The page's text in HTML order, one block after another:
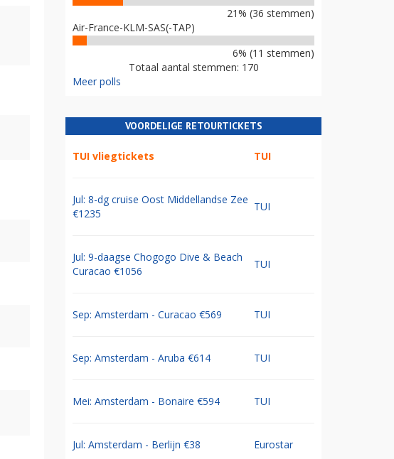
21% (36 stemmen)
Air-France-KLM-SAS(-TAP)
6% (11 stemmen)
Totaal aantal stemmen: 170
Meer polls
VOORDELIGE RETOURTICKETS
TUI vliegtickets TUI
Jul: 8-dg cruise Oost Middellandse Zee
€1235
TUI
Jul: 9-daagse Chogogo Dive & Beach
Curacao €1056
TUI
Sep: Amsterdam - Curacao €569 TUI
Sep: Amsterdam - Aruba €614 TUI
Mei: Amsterdam - Bonaire €594 TUI
Jul: Amsterdam - Berlijn €38 Eurostar